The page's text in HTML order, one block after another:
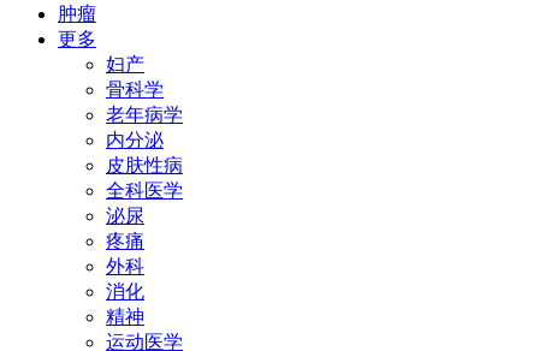
肿瘤
更多
妇产
骨科学
老年病学
内分泌
皮肤性病
全科医学
泌尿
疼痛
外科
消化
精神
运动医学